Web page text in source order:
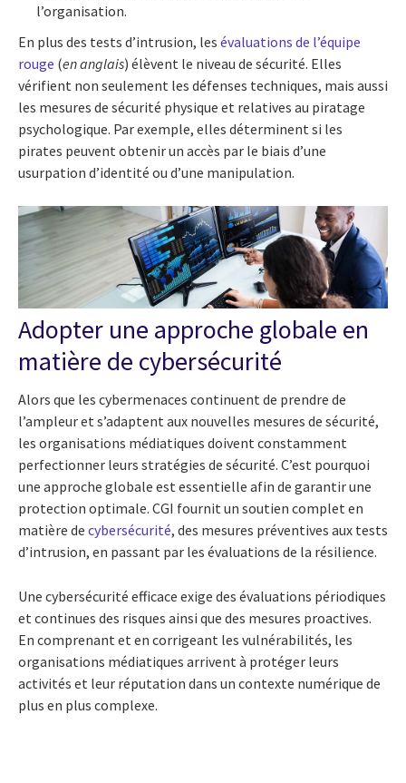
l’organisation.
En plus des tests d’intrusion, les évaluations de l’équipe
rouge (en anglais) élèvent le niveau de sécurité. Elles
vérifient non seulement les défenses techniques, mais aussi
les mesures de sécurité physique et relatives au piratage
psychologique. Par exemple, elles déterminent si les
pirates peuvent obtenir un accès par le biais d’une
usurpation d’identité ou d’une manipulation.
Adopter une approche globale en
matière de cybersécurité
Alors que les cybermenaces continuent de prendre de
l’ampleur et s’adaptent aux nouvelles mesures de sécurité,
les organisations médiatiques doivent constamment
perfectionner leurs stratégies de sécurité. C’est pourquoi
une approche globale est essentielle afin de garantir une
protection optimale. CGI fournit un soutien complet en
matière de cybersécurité, des mesures préventives aux tests
d’intrusion, en passant par les évaluations de la résilience.
Une cybersécurité efficace exige des évaluations périodiques
et continues des risques ainsi que des mesures proactives.
En comprenant et en corrigeant les vulnérabilités, les
organisations médiatiques arrivent à protéger leurs
activités et leur réputation dans un contexte numérique de
plus en plus complexe.